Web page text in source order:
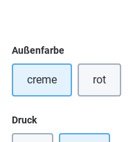
Außenfarbeauswählen
creme rot(Diese
Druckauswählen